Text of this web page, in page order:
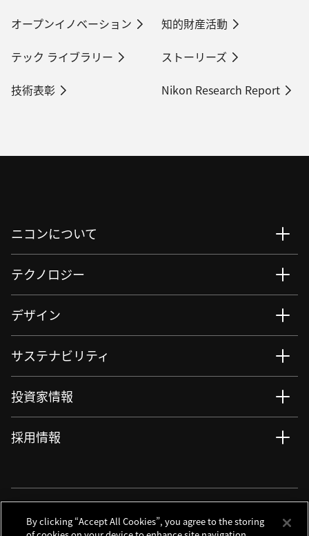
オープンイノベーション
知的財産活動
テック ライブラリー
ストーリーズ
技術表彰
Nikon Research Report
ニコンについて
テクノロジー
デザイン
サステナビリティ
投資家情報
採用情報
ソーシャルメディアアカウント
By clicking “Accept All Cookies”, you agree to the storing